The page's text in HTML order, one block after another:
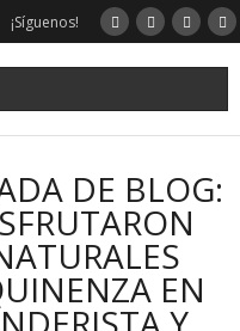
¡Síguenos!
DE BLOG:
EN